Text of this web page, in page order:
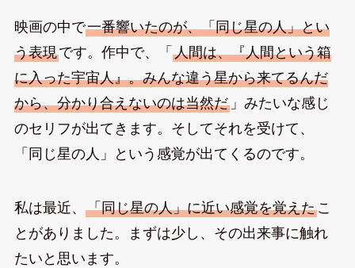
映画の中で一番響いたのが、「同じ星の人」とい
う表現です。作中で、「 人間は、『人間という箱
に入った宇宙人』。みんな違う星から来てるんだ
から、分かり合えないのは当然だ」みたいな感じ
のセリフが出てきます。そしてそれを受けて、
「同じ星の人」という感覚が出てくるのです。
私は最近、 「同じ星の人」に近い感覚を覚えたこ
とがありました。まずは少し、その出来事に触れ
たいと思います。